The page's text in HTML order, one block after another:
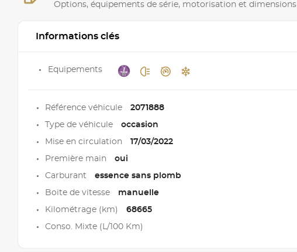
Options, équipements de série, motorisation et dimensions
Informations clés
Equipements
Référence véhicule 2071888
Type de véhicule occasion
Mise en circulation 17/03/2022
Première main oui
Carburant essence sans plomb
Boite de vitesse manuelle
Kilométrage (km) 68665
Conso. Mixte (L/100 Km)